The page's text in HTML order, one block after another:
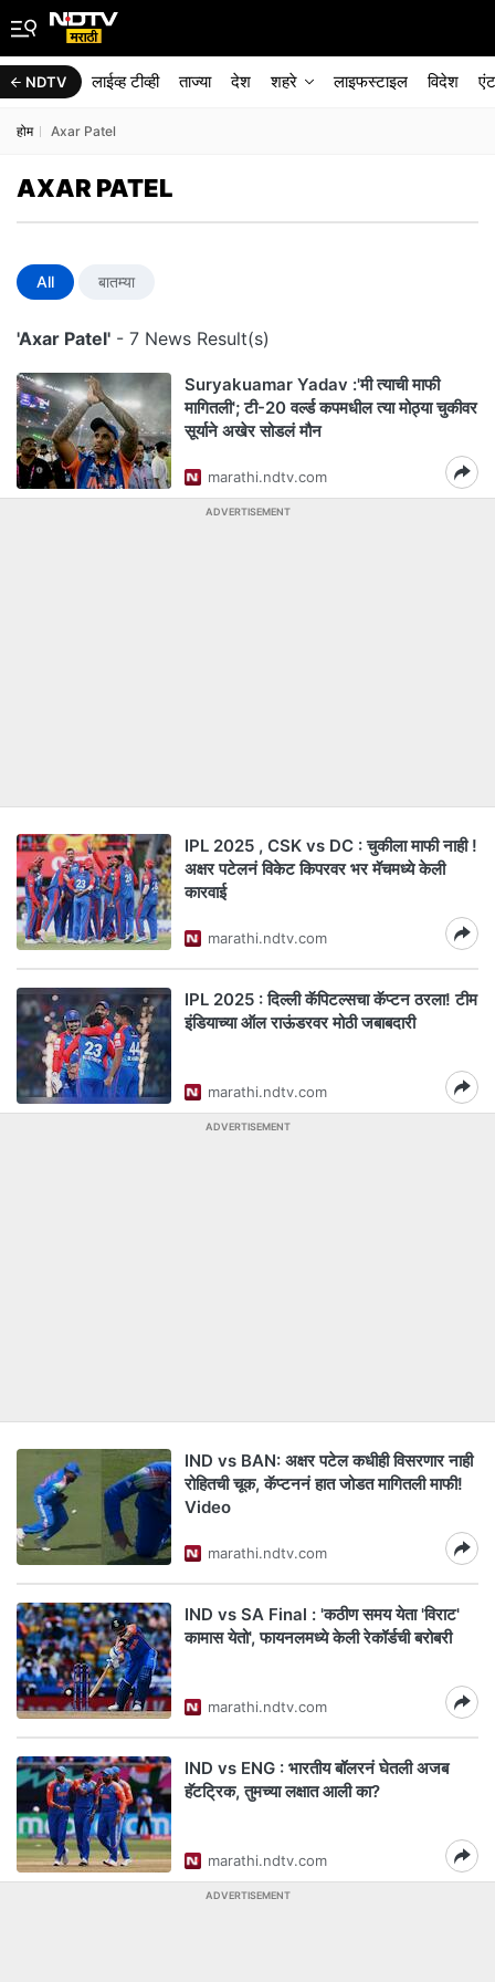
NDTV लाईव्ह टीव्ही ताज्या देश शहरे लाइफस्टाइल विदेश
होम Axar Patel
AXAR PATEL
All बातम्या
'Axar Patel' - 7 News Result(s)
Suryakuamar Yadav :'मी त्याची माफी
मागितली'; टी-20 वर्ल्ड कपमधील त्या मोठ्या चुकीवर
सूर्याने अखेर सोडलं मौन
marathi.ndtv.com
ADVERTISEMENT
IPL 2025 , CSK vs DC : चुकीला माफी नाही !
अक्षर पटेलनं विकेट किपरवर भर मॅचमध्ये केली
कारवाई
marathi.ndtv.com
IPL 2025 : दिल्ली कॅपिटल्सचा कॅप्टन ठरला! टीम
इंडियाच्या ऑल राऊंडरवर मोठी जबाबदारी
marathi.ndtv.com
ADVERTISEMENT
IND vs BAN: अक्षर पटेल कधीही विसरणार नाही
रोहितची चूक, कॅप्टननं हात जोडत मागितली माफी!
Video
marathi.ndtv.com
IND vs SA Final : 'कठीण समय येता 'विराट'
कामास येतो', फायनलमध्ये केली रेकॉर्डची बरोबरी
marathi.ndtv.com
IND vs ENG : भारतीय बॉलरनं घेतली अजब
हॅटट्रिक, तुमच्या लक्षात आली का?
marathi.ndtv.com
ADVERTISEMENT